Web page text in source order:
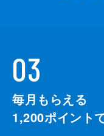
03
毎月もらえる
1,200ポイント